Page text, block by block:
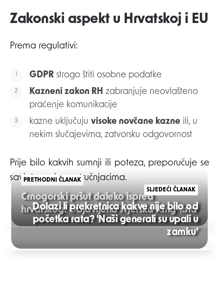
Zakonski aspekt u Hrvatskoj i EU
Prema regulativi:
GDPR strogo štiti osobne podatke
Kazneni zakon RH zabranjuje neovlašteno
praćenje komunikacije
kazne uključuju visoke novčane kazne ili, u
nekim slučajevima, zatvorsku odgovornost
Prije bilo kakvih sumnji ili poteza, preporučuje se
savjetovanje sa stručnjacima.
Post
navigation
PRETHODNI ČLANAK
Crnogorski pršut daleko ispred
hrvatskog: Objavljena svjetska rang-lista
SLJEDEĆI ČLANAK
Dolazi li prekretnica kakve nije bilo od
početka rata? ‘Naši generali su upali u
zamku’